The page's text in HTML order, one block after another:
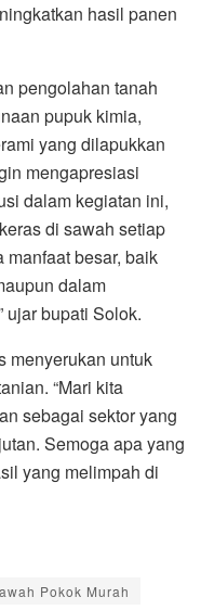
hasil panen
pengolahan tanah
pupuk kimia,
yang dilapukkan
mengapresiasi
dalam kegiatan ini,
di sawah setiap
manfaat besar, baik
dalam
ujar bupati Solok.
menyerukan untuk
“Mari kita
sebagai sektor yang
Semoga apa yang
yang melimpah di
Pokok Murah